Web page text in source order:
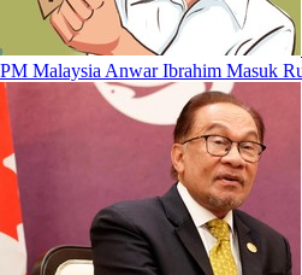
PM Malaysia Anwar Ibrahim Masuk